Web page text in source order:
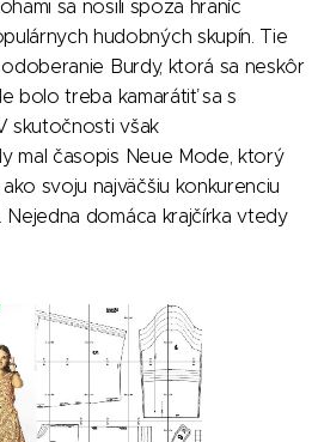
sa nosili spoza hraníc
hudobných skupín. Tie
Burdy, ktorá sa neskôr
bolo treba kamarátiť sa s
skutočnosti však
mal časopis Neue Mode, ktorý
svoju najväčšiu konkurenciu
Nejedna domáca krajčírka vtedy